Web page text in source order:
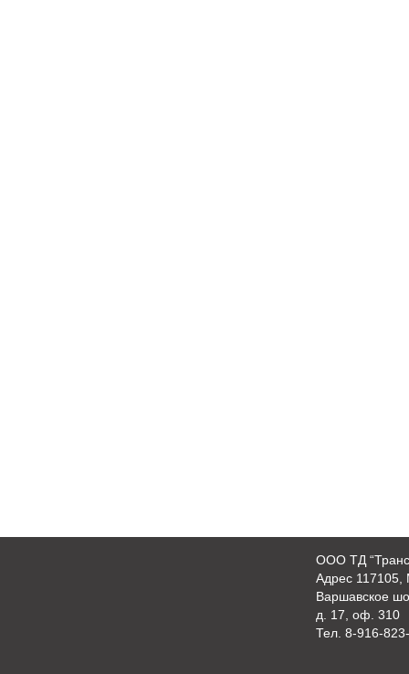
OOO ТД
Адрес 117105,
Варшавское
д. 17, оф. 310
Тел. 8-916-